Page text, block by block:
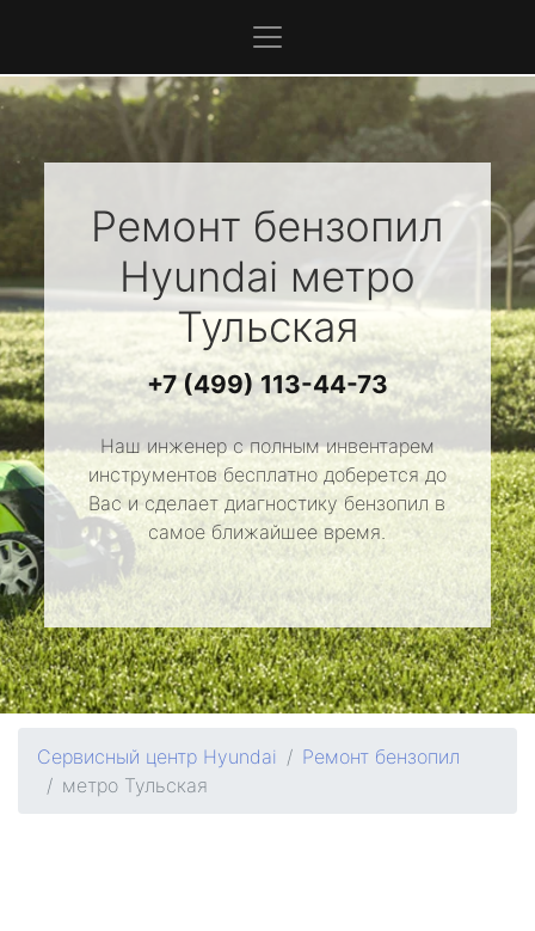
Ремонт бензопил
Hyundai метро
Тульская
+7 (499) 113-44-73
Наш инженер с полным инвентарем
инструментов бесплатно доберется до
Вас и сделает диагностику бензопил в
самое ближайшее время.
Сервисный центр Hyundai
Ремонт бензопил
метро Тульская